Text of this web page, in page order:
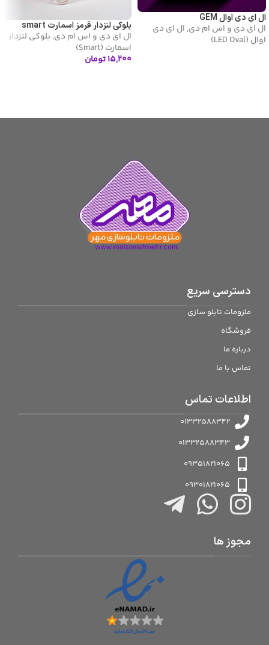
ال ای دی اوال GEM
ال ای دی و اس ام دی, ال ای دی
اوال (LED Oval)
بلوکی لنزدار قرمز اسمارت smart
ال ای دی و اس ام دی, بلوکی لنزدار
اسمارت (Smart)
۱۵,۲۰۰تومان
دسترسی سریع
ملزومات تابلو سازی
فروشگاه
درباره ما
تماس با ما
اطلاعات تماس
01332588342
01332588343
09351821065
09301821065
مجوز ها